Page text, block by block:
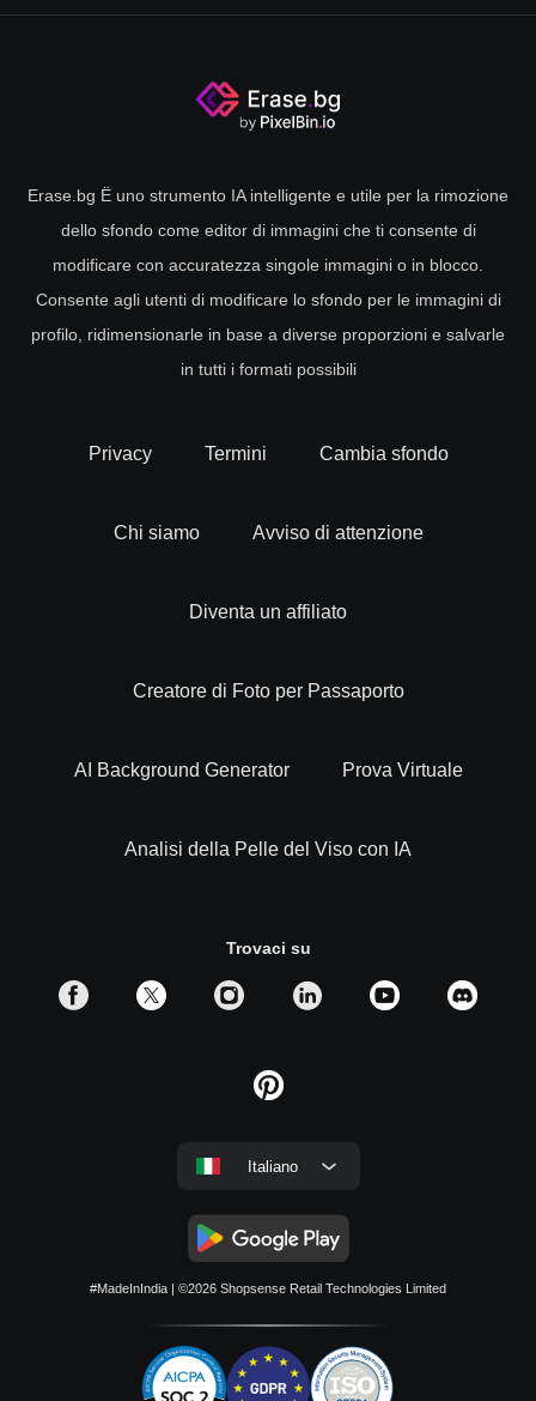
Erase.bg Ë uno strumento IA intelligente e utile per la rimozione
dello sfondo come editor di immagini che ti consente di
modificare con accuratezza singole immagini o in blocco.
Consente agli utenti di modificare lo sfondo per le immagini di
profilo, ridimensionarle in base a diverse proporzioni e salvarle
in tutti i formati possibili
Privacy Termini Cambia sfondo
Chi siamo Avviso di attenzione
Diventa un affiliato
Creatore di Foto per Passaporto
AI Background Generator Prova Virtuale
Analisi della Pelle del Viso con IA
Trovaci su
Italiano
#MadeInIndia | ©2026 Shopsense Retail Technologies Limited